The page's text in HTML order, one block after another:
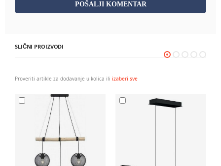
POŠALJI KOMENTAR
SLIČNI PROIZVODI
Proveriti artikle za dodavanje u kolica ili izaberi sve